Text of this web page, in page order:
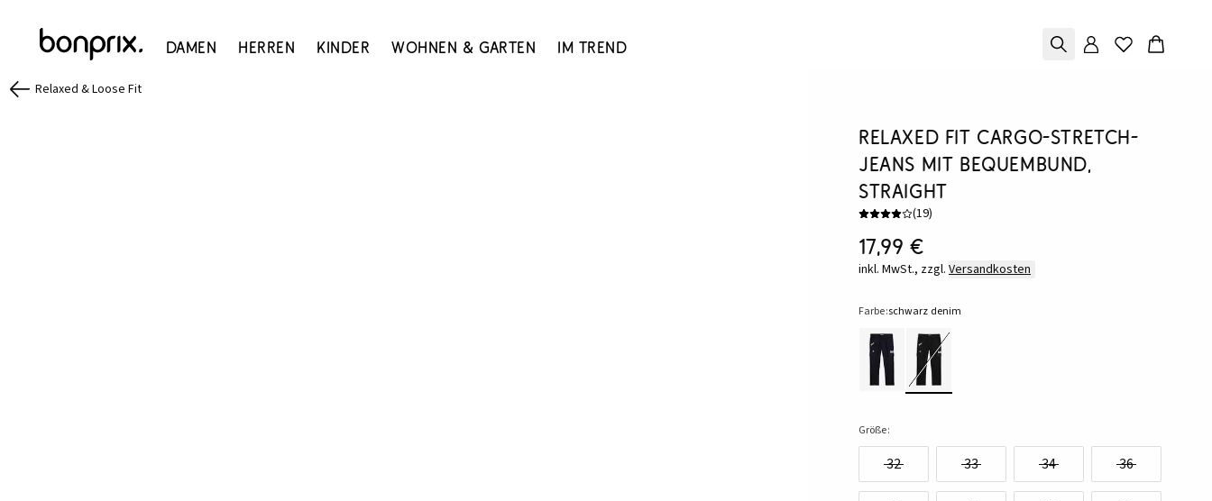
Damen Herren Kinder Wohnen & Garten Im Trend
Relaxed & Loose Fit
Relaxed Fit Cargo-Stretch-
Jeans mit Bequembund,
Straight
(19)
17,99 €
inkl. MwSt., zzgl. Versandkosten
Farbe:schwarz denim
Größe:
32 33 34 36